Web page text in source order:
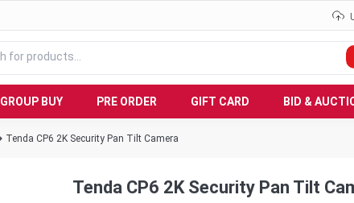
GROUP BUY PRE ORDER GIFT CARD BID &
Tenda CP6 2K Security Pan Tilt Camera
Tenda CP6 2K Security Pan Tilt